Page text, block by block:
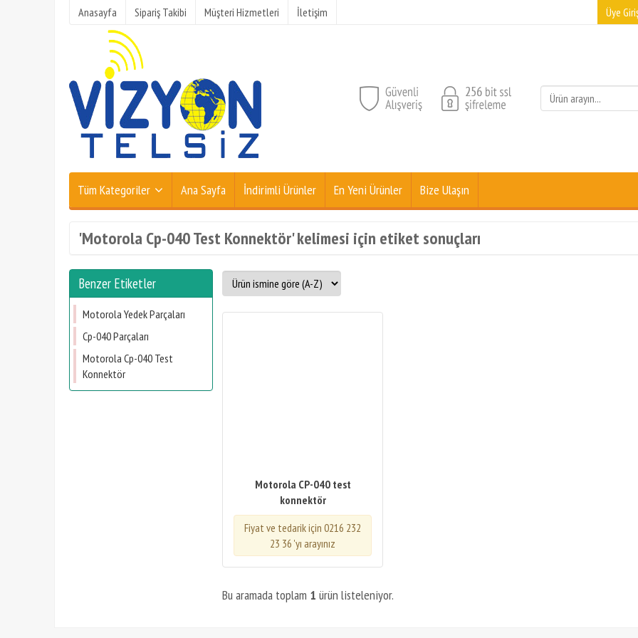
Anasayfa Sipariş Takibi Müşteri Hizmetleri İletişim Üye
Tüm Kategoriler Ana Sayfa İndirimli Ürünler En Yeni Ürünler Bize Ulaşın
'Motorola Cp-040 Test Konnektör' kelimesi için etiket sonuçları
Benzer Etiketler
Motorola Yedek Parçaları
Cp-040 Parçaları
Motorola Cp-040 Test
Konnektör
Motorola CP-040 test
konnektör
Fiyat ve tedarik için 0216 232
23 36 'yı arayınız
Bu aramada toplam 1 ürün listeleniyor.